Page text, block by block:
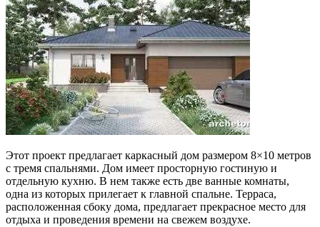
Этот проект предлагает каркасный дом размером 8×10 метров
с тремя спальнями. Дом имеет просторную гостиную и
отдельную кухню. В нем также есть две ванные комнаты,
одна из которых прилегает к главной спальне. Терраса,
расположенная сбоку дома, предлагает прекрасное место для
отдыха и проведения времени на свежем воздухе.